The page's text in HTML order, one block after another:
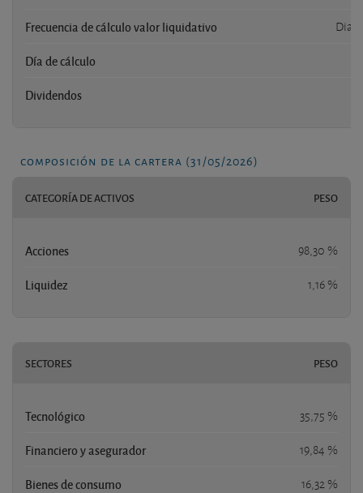
Frecuencia de cálculo valor liquidativo
Día de cálculo
Dividendos
composición de la cartera (31/05/2026)
CATEGORÍA DE ACTIVOS PESO
Acciones 98,30 %
Liquidez 1,16 %
SECTORES PESO
Tecnológico 35,75 %
Financiero y asegurador 19,84 %
Bienes de consumo 16,32 %